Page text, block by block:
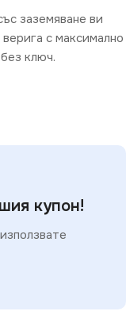
заземяване ви
с максимално
ключ.
купон!